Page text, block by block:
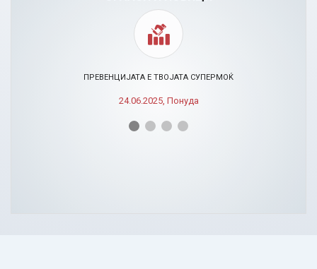
ПРЕВЕНЦИЈАТА Е ТВОЈАТА СУПЕРМОЌ
24.06.2025, Понуда